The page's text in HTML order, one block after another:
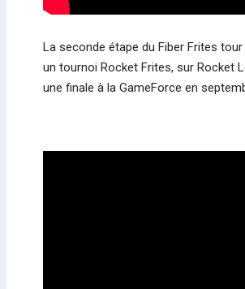
La seconde étape du Fiber Frites
un tournoi Rocket Frites, sur Rocket
une finale à la GameForce en